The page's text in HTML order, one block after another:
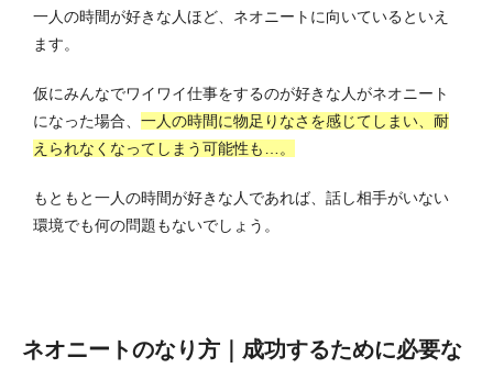
一人の時間が好きな人ほど、ネオニートに向いているといえ
ます。
仮にみんなでワイワイ仕事をするのが好きな人がネオニート
になった場合、 一人の時間に物足りなさを感じてしまい、耐
えられなくなってしまう可能性も…。
もともと一人の時間が好きな人であれば、話し相手がいない
環境でも何の問題もないでしょう。
ネオニートのなり方｜成功するために必要な